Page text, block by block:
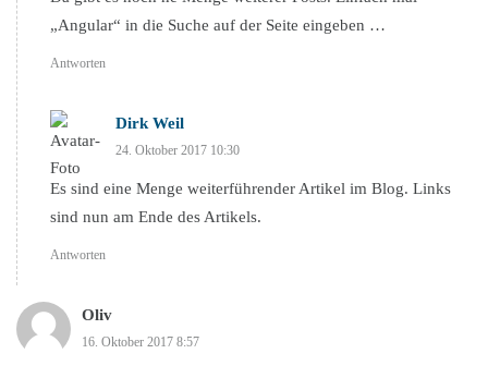
„Angular“ in die Suche auf der Seite eingeben …
Antworten
Dirk Weil
24. Oktober 2017 10:30
Es sind eine Menge weiterführender Artikel im Blog. Links
sind nun am Ende des Artikels.
Antworten
Oliv
16. Oktober 2017 8:57